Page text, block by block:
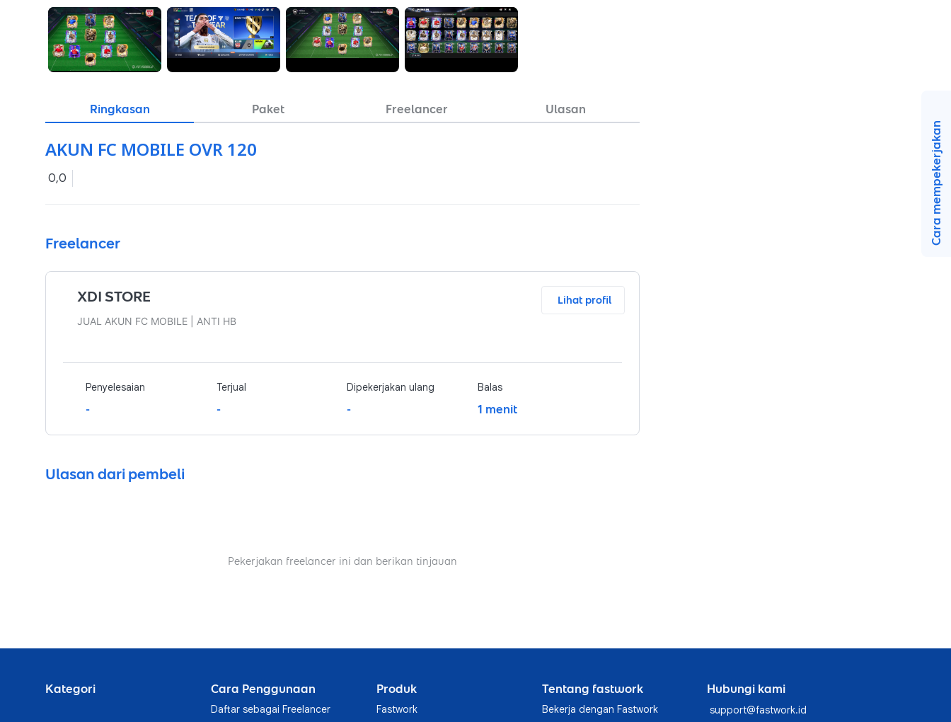
Ringkasan Paket Freelancer Ulasan
AKUN FC MOBILE OVR 120
0,0
Freelancer
XDI STORE
JUAL AKUN FC MOBILE | ANTI HB
Lihat profil
Penyelesaian
-
Terjual
-
Dipekerjakan ulang
-
Balas
1 menit
Ulasan dari pembeli
Pekerjakan freelancer ini dan berikan tinjauan
Cara mempekerjakan
Kategori Cara Penggunaan
Daftar sebagai Freelancer
Produk
Fastwork
Tentang fastwork
Bekerja dengan Fastwork
Hubungi kami
support@fastwork.id